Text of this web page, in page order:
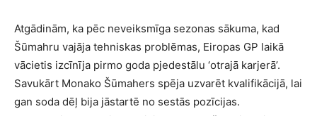
Atgādinām, ka pēc neveiksmīga sezonas sākuma, kad
Šūmahru vajāja tehniskas problēmas, Eiropas GP laikā
vācietis izcīnīja pirmo goda pjedestālu ‘otrajā karjerā’.
Savukārt Monako Šūmahers spēja uzvarēt kvalifikācijā, lai
gan soda dēļ bija jāstartē no sestās pozīcijas.